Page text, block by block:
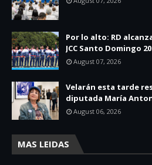
Por lo alto: RD
JCC Santo Domingo
August 07, 2026
Velarán esta tarde
diputada María
August 06, 2026
MAS LEIDAS